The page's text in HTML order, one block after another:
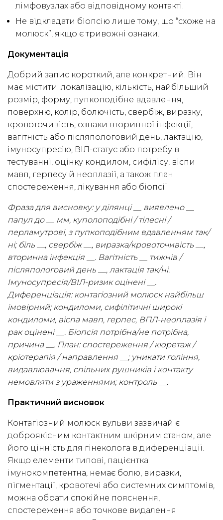
лімфовузлах або відповідному контакті.
Не відкладати біопсію лише тому, що “схоже на
молюск”, якщо є тривожні ознаки.
Документація
Добрий запис короткий, але конкретний. Він
має містити: локалізацію, кількість, найбільший
розмір, форму, пупкоподібне вдавлення,
поверхню, колір, болючість, свербіж, виразку,
кровоточивість, ознаки вторинної інфекції,
вагітність або післяпологовий день, лактацію,
імуносупресію, ВІЛ-статус або потребу в
тестуванні, оцінку кондилом, сифілісу, віспи
мавп, герпесу й неоплазії, а також план
спостереження, лікування або біопсії.
Фраза для висновку: у ділянці __ виявлено __
папул до __ мм, куполоподібні / тілесні /
перламутрові, з пупкоподібним вдавленням так/
ні; біль __, свербіж __, виразка/кровоточивість __,
вторинна інфекція __. Вагітність __ тижнів /
післяпологовий день __, лактація так/ні.
Імуносупресія/ВІЛ-ризик оцінені __.
Диференціація: контагіозний молюск найбільш
імовірний; кондиломи, сифілітичні широкі
кондиломи, віспа мавп, герпес, ВПЛ-неоплазія і
рак оцінені __. Біопсія потрібна/не потрібна,
причина __. План: спостереження / кюретаж /
кріотерапія / направлення __; уникати гоління,
видавлювання, спільних рушників і контакту
немовляти з ураженнями; контроль __.
Практичний висновок
Контагіозний молюск вульви зазвичай є
доброякісним контактним шкірним станом, але
його цінність для гінеколога в диференціації.
Якщо елементи типові, пацієнтка
імунокомпетентна, немає болю, виразки,
пігментації, кровотечі або системних симптомів,
можна обрати спокійне пояснення,
спостереження або точкове видалення